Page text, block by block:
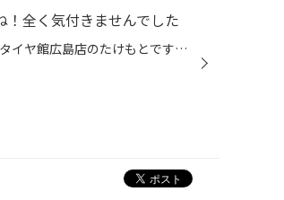
全く気付きませんでした
こんにちは♪ 広島県広島市安佐南区の八木にあります タイヤ館広島店のたけもとです！ 明日から、GWらしいですねぇ 私たちは、祝日は関係ないので 全く気付きませんでした 昨日のニュースで明日から新幹線が 指定席です！で気付きました そんなGWに突入！の前には タイヤの空気圧など 安全点検を行っ...